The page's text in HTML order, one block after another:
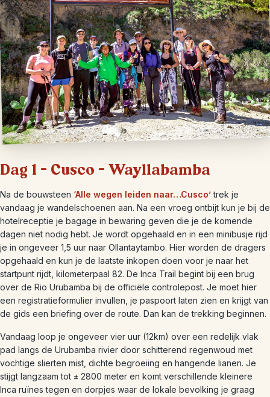
Dag 1 – Cusco – Wayllabamba
Na de bouwsteen ‘Alle wegen leiden naar…Cusco’trek je
vandaag je wandelschoenen aan. Na een vroeg ontbijt kun je bij de
hotelreceptie je bagage in bewaring geven die je de komende
dagen niet nodig hebt. Je wordt opgehaald en in een minibusje rijd
je in ongeveer 1,5 uur naar Ollantaytambo. Hier worden de dragers
opgehaald en kun je de laatste inkopen doen voor je naar het
startpunt rijdt, kilometerpaal 82. De Inca Trail begint bij een brug
over de Rio Urubamba bij de officiële controlepost. Je moet hier
een registratieformulier invullen, je paspoort laten zien en krijgt van
de gids een briefing over de route. Dan kan de trekking beginnen.
Vandaag loop je ongeveer vier uur (12km) over een redelijk vlak
pad langs de Urubamba rivier door schitterend regenwoud met
vochtige slierten mist, dichte begroeiing en hangende lianen. Je
stijgt langzaam tot ± 2800 meter en komt verschillende kleinere
Inca ruïnes tegen en dorpjes waar de lokale bevolking je graag